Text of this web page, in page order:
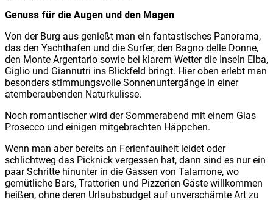
Genuss für die Augen und den Magen
Von der Burg aus genießt man ein fantastisches Panorama,
das den Yachthafen und die Surfer, den Bagno delle Donne,
den Monte Argentario sowie bei klarem Wetter die Inseln Elba,
Giglio und Giannutri ins Blickfeld bringt. Hier oben erlebt man
besonders stimmungsvolle Sonnenuntergänge in einer
atemberaubenden Naturkulisse.
Noch romantischer wird der Sommerabend mit einem Glas
Prosecco und einigen mitgebrachten Häppchen.
Wenn man aber bereits an Ferienfaulheit leidet oder
schlichtweg das Picknick vergessen hat, dann sind es nur ein
paar Schritte hinunter in die Gassen von Talamone, wo
gemütliche Bars, Trattorien und Pizzerien Gäste willkommen
heißen, ohne deren Urlaubsbudget auf unverschämte Art zu